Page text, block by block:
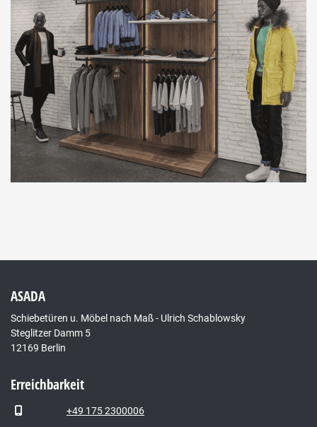
ASADA
Schiebetüren u. Möbel nach Maß - Ulrich Schablowsky
Steglitzer Damm 5
12169 Berlin
Erreichbarkeit
+49 175 2300006